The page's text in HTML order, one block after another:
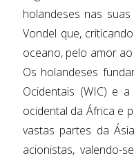
holandeses nas
Vondel que,
oceano, pelo amor
Os holandeses
Ocidentais (WIC) e
ocidental da África e
vastas partes da
acionistas,